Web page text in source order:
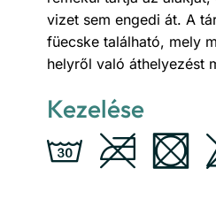
vizet sem engedi át. A
füecske található, mely
helyről való áthelyezést
Kezelése